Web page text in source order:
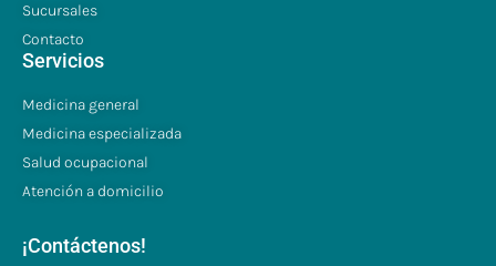
Sucursales
Contacto
Servicios
Medicina general
Medicina especializada
Salud ocupacional
Atención a domicilio
¡Contáctenos!